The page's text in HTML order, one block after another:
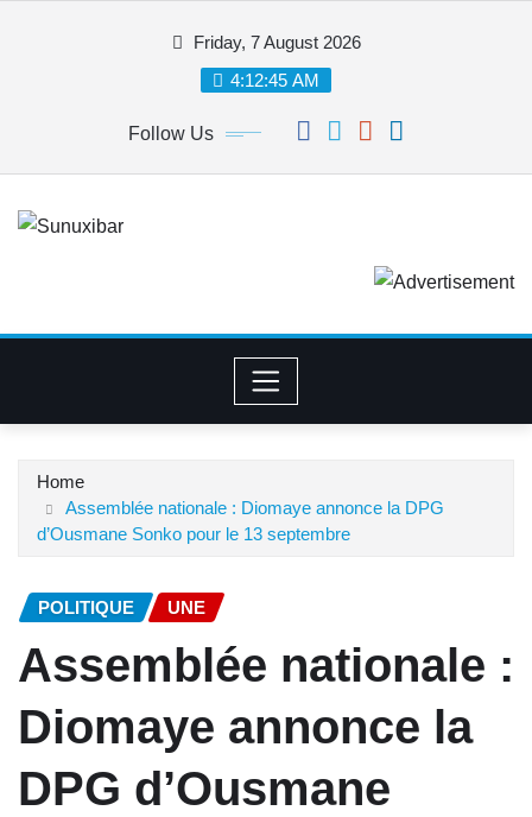
Friday, 7 August 2026
4:12:45 AM
Follow Us
Home
Assemblée nationale : Diomaye annonce la DPG
d’Ousmane Sonko pour le 13 septembre
POLITIQUE UNE
Assemblée nationale :
Diomaye annonce la
DPG d’Ousmane